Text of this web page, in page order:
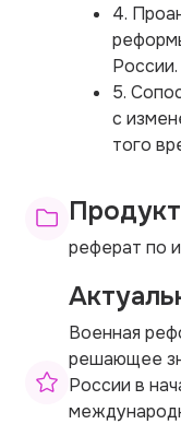
4.
России.
5.
с
того
Продукт
реферат по
Военная
решающее
России в